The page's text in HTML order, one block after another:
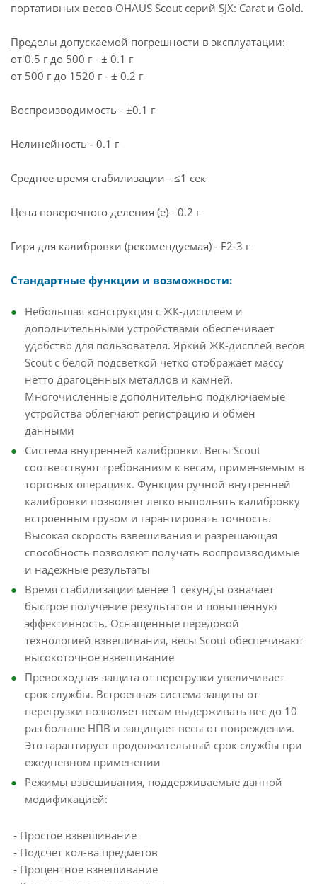
портативных весов OHAUS Scout серий SJX: Carat и Gold.
Пределы допускаемой погрешности в эксплуатации:
от 0.5 г до 500 г - ± 0.1 г
от 500 г до 1520 г - ± 0.2 г
Воспроизводимость - ±0.1 г
Нелинейность - 0.1 г
Среднее время стабилизации - ≤1 сек
Цена поверочного деления (e) - 0.2 г
Гиря для калибровки (рекомендуемая) - F2-3 г
Стандартные функции и возможности:
Небольшая конструкция с ЖК-дисплеем и
дополнительными устройствами обеспечивает
удобство для пользователя. Яркий ЖК-дисплей весов
Scout с белой подсветкой четко отображает массу
нетто драгоценных металлов и камней.
Многочисленные дополнительно подключаемые
устройства облегчают регистрацию и обмен
данными
Система внутренней калибровки. Весы Scout
соответствуют требованиям к весам, применяемым в
торговых операциях. Функция ручной внутренней
калибровки позволяет легко выполнять калибровку
встроенным грузом и гарантировать точность.
Высокая скорость взвешивания и разрешающая
способность позволяют получать воспроизводимые
и надежные результаты
Время стабилизации менее 1 секунды означает
быстрое получение результатов и повышенную
эффективность. Оснащенные передовой
технологией взвешивания, весы Scout обеспечивают
высокоточное взвешивание
Превосходная защита от перегрузки увеличивает
срок службы. Встроенная система защиты от
перегрузки позволяет весам выдерживать вес до 10
раз больше НПВ и защищает весы от повреждения.
Это гарантирует продолжительный срок службы при
ежедневном применении
Режимы взвешивания, поддерживаемые данной
модификацией:
- Простое взвешивание
- Подсчет кол-ва предметов
- Процентное взвешивание